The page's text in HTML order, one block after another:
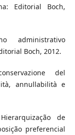
Editorial Boch,
administrativo
Boch, 2012.
del
annullabilità e
de
preferencial